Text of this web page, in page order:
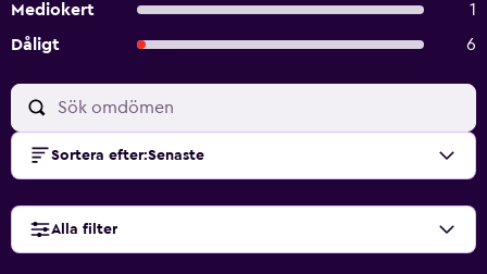
Mediokert
1
Dåligt
6
Sortera efter:Senaste
Alla filter